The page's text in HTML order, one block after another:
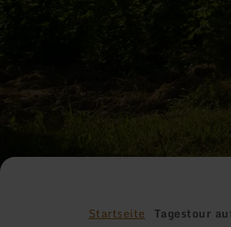
Startseite Tagestour